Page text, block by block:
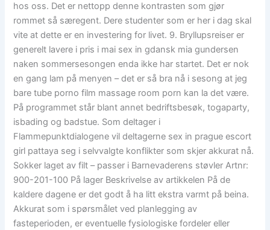
hos oss. Det er nettopp denne kontrasten som gjør
rommet så særegent. Dere studenter som er her i dag skal
vite at dette er en investering for livet. 9. Bryllupsreiser er
generelt lavere i pris i mai sex in gdansk mia gundersen
naken sommersesongen enda ikke har startet. Det er nok
en gang lam på menyen – det er så bra nå i sesong at jeg
bare tube porno film massage room porn kan la det være.
På programmet står blant annet bedriftsbesøk, togaparty,
isbading og badstue. Som deltager i
Flammepunktdialogene vil deltagerne sex in prague escort
girl pattaya seg i selvvalgte konflikter som skjer akkurat nå.
Sokker laget av filt – passer i Barnevaderens støvler Artnr:
900-201-100 På lager Beskrivelse av artikkelen På de
kaldere dagene er det godt å ha litt ekstra varmt på beina.
Akkurat som i spørsmålet ved planlegging av
fasteperioden, er eventuelle fysiologiske fordeler eller